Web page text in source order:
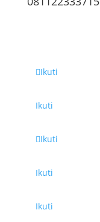
Ikuti
Ikuti
Ikuti
Ikuti
Ikuti